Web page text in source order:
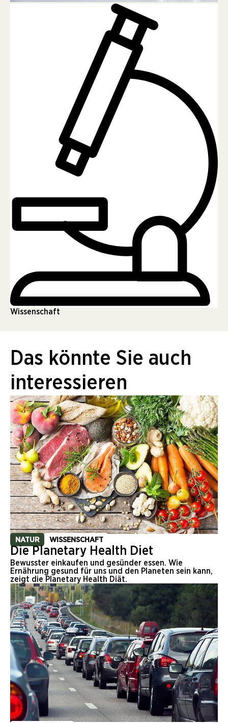
Wissenschaft
Das könnte Sie auch
interessieren
NATUR WISSENSCHAFT
Die Planetary Health Diet
Bewusster einkaufen und gesünder essen. Wie
Ernährung gesund für uns und den Planeten sein kann,
zeigt die Planetary Health Diät.